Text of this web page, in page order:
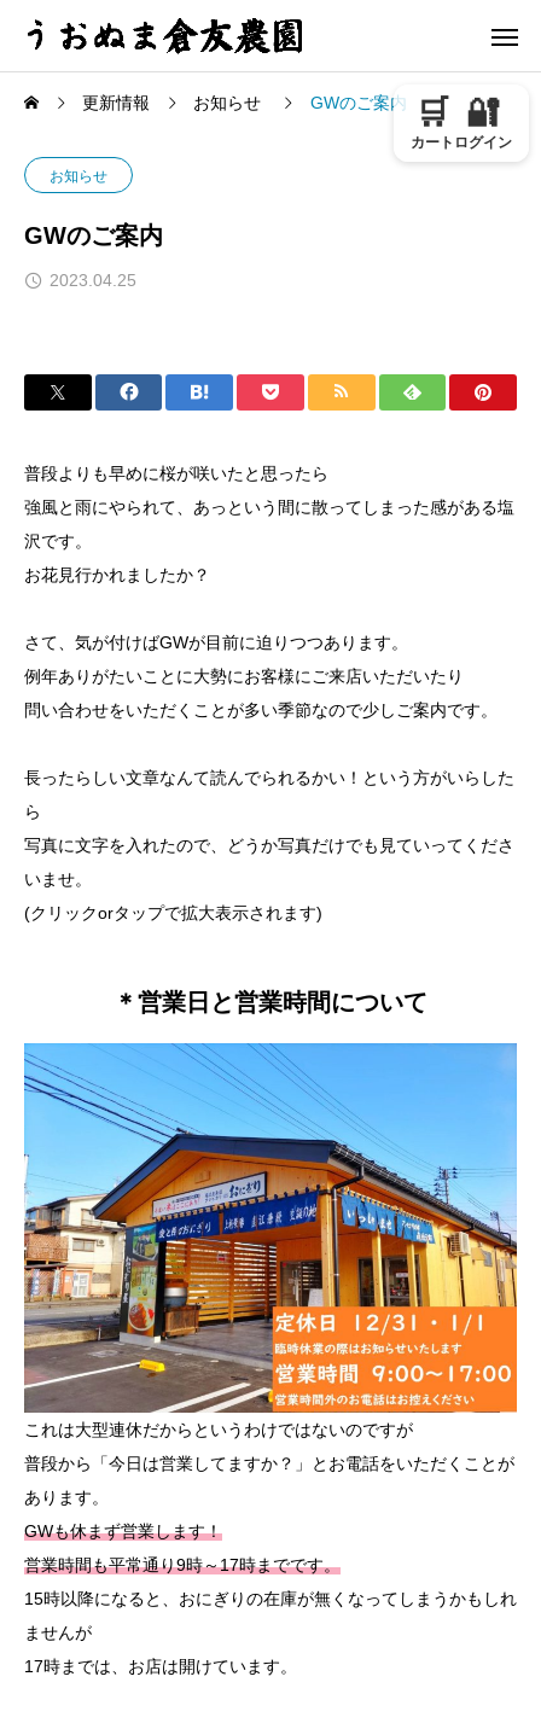
🛒
カート
🔐
ログイン
更新情報 お知らせ GWのご案内
お知らせ
GWのご案内
2023.04.25
普段よりも早めに桜が咲いたと思ったら
強風と雨にやられて、あっという間に散ってしまった感がある塩
沢です。
お花見行かれましたか？
さて、気が付けばGWが目前に迫りつつあります。
例年ありがたいことに大勢にお客様にご来店いただいたり
問い合わせをいただくことが多い季節なので少しご案内です。
長ったらしい文章なんて読んでられるかい！という方がいらした
ら
写真に文字を入れたので、どうか写真だけでも見ていってくださ
いませ。
(クリックorタップで拡大表示されます)
＊営業日と営業時間について
これは大型連休だからというわけではないのですが
普段から「今日は営業してますか？」とお電話をいただくことが
あります。
GWも休まず営業します！
営業時間も平常通り9時～17時までです。
15時以降になると、おにぎりの在庫が無くなってしまうかもしれ
ませんが
17時までは、お店は開けています。